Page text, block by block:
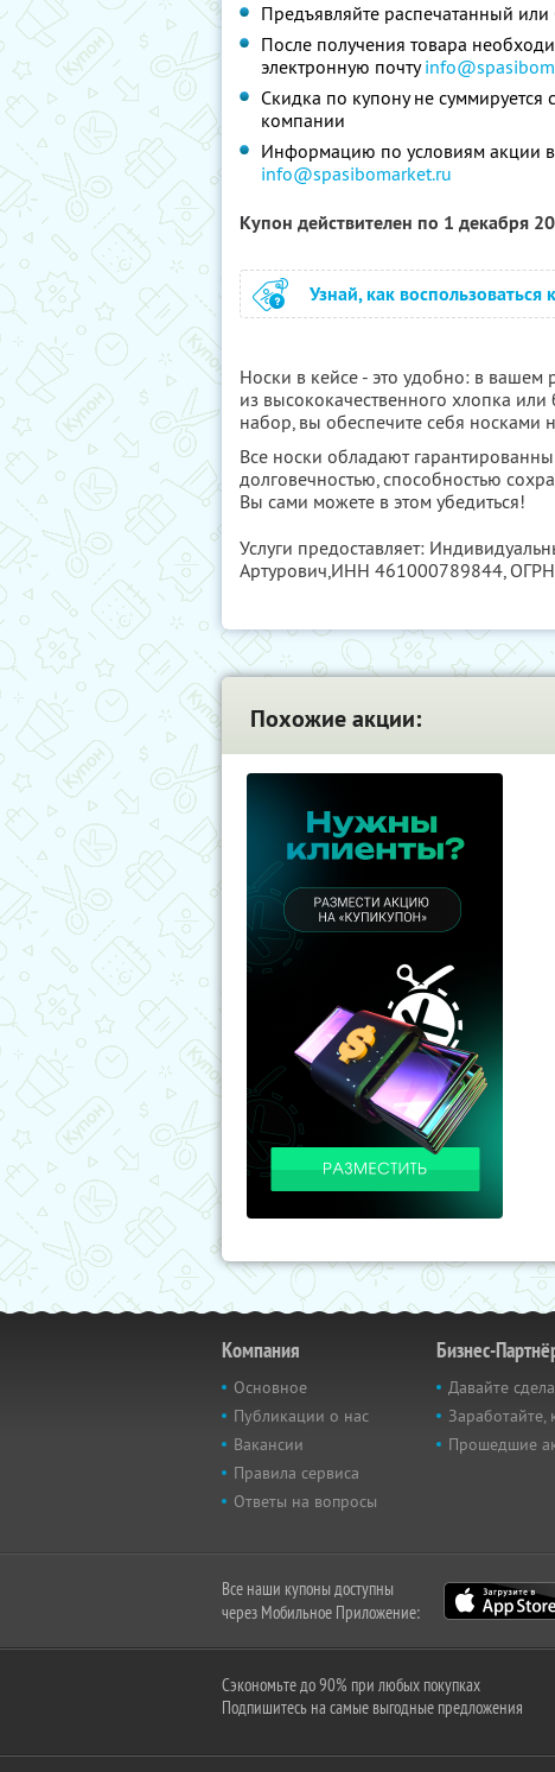
Предъявляйте распечатанный
После получения товара
электронную почту
Скидка по купону не
компании
Информацию по условиям акции
info@spasibomarket.ru
Купон действителен по 1 декабря
Узнай, как воспользоваться
Носки в кейсе - это удобно: в
из высококачественного хлопка
набор, вы обеспечите себя носками
Все носки обладают
долговечностью, способностью
Вы сами можете в этом убедиться!
Услуги предоставляет:
Артурович,ИНН 461000789844,
Похожие акции:
Компания
Основное
Публикации о нас
Вакансии
Правила сервиса
Ответы на вопросы
Бизнес-
Давайте
Заработайте,
Прошедшие
Все наши купоны доступны
через Мобильное Приложение:
Сэкономьте до 90% при любых покупках
Подпишитесь на самые выгодные предложения